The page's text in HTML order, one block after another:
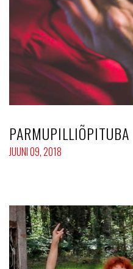
PARMUPILLIÕPITUBA
JUUNI 09, 2018